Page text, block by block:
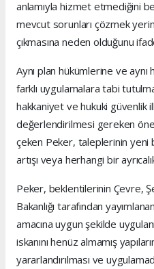
anlamıyla hizmet etmediğini
mevcut sorunları çözmek
çıkmasına neden olduğunu
Aynı plan hükümlerine ve aynı
farklı uygulamalara tabi
hakkaniyet ve hukuki güvenlik
değerlendirilmesi gereken
çeken Peker, taleplerinin yeni
artışı veya herhangi bir
Peker, beklentilerinin Çevre,
Bakanlığı tarafından
amacına uygun şekilde
iskanını henüz almamış
yararlandırılması ve